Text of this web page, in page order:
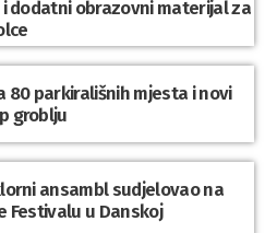
dodatni obrazovni materijal za
80 parkirališnih mjesta i novi
groblju
ansambl sudjelovao na
Festivalu u Danskoj